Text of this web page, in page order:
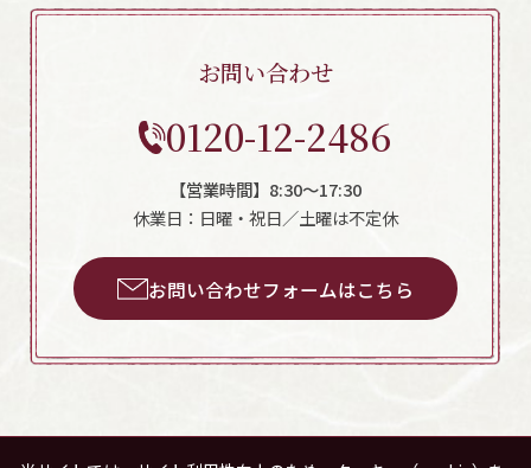
お問い合わせ
0120-12-2486
【営業時間】8:30～17:30
休業日：日曜・祝日／土曜は不定休
お問い合わせフォームはこちら